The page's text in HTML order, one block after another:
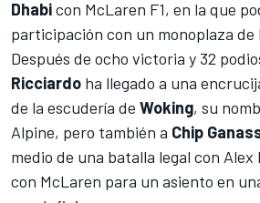
Dhabicon McLaren F1, en la que
participación con un monoplaza de
Después de ocho victoria y 32
Ricciardo ha llegado a una
de la escudería de Woking, su
Alpine, pero también a Chip
medio de una batalla legal con Alex
con McLaren para un asiento en